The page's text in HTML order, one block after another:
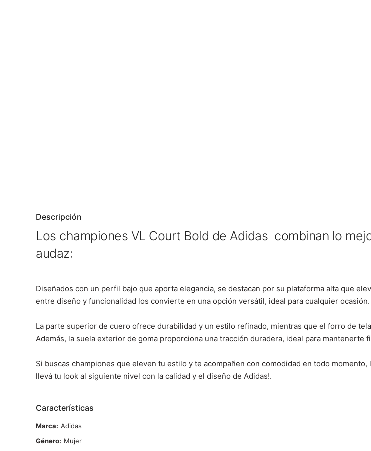
Descripción
Los championes VL Court Bold de Adidas combinan lo
audaz:
Diseñados con un perfil bajo que aporta elegancia, se destacan por su plataforma alta que
entre diseño y funcionalidad los convierte en una opción versátil, ideal para cualquier ocasión.
La parte superior de cuero ofrece durabilidad y un estilo refinado, mientras que el forro de
Además, la suela exterior de goma proporciona una tracción duradera, ideal para mantenerte
Si buscas championes que eleven tu estilo y te acompañen con comodidad en todo
llevá tu look al siguiente nivel con la calidad y el diseño de Adidas!.
Características
Marca
Adidas
Género
Mujer